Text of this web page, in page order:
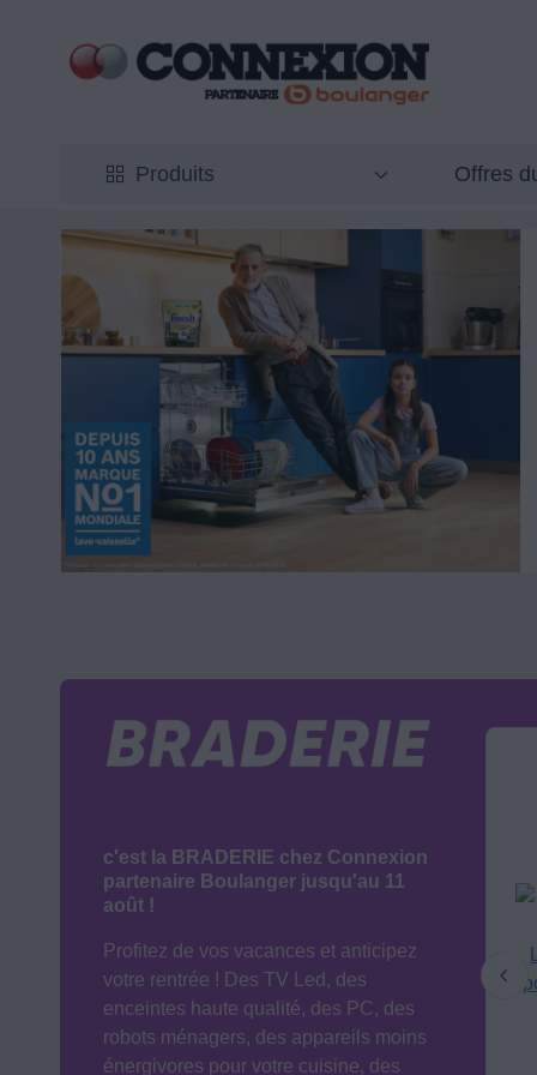
Produits Offres
c'est la BRADERIE chez Connexion
partenaire Boulanger jusqu'au 11
août !
Profitez de vos vacances et anticipez
votre rentrée ! Des TV Led, des
enceintes haute qualité, des PC, des
robots ménagers, des appareils moins
énergivores pour votre cuisine, des